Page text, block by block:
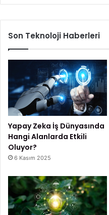
Son Teknoloji Haberleri
Yapay Zeka İş Dünyasında
Hangi Alanlarda Etkili
Oluyor?
6 Kasım 2025